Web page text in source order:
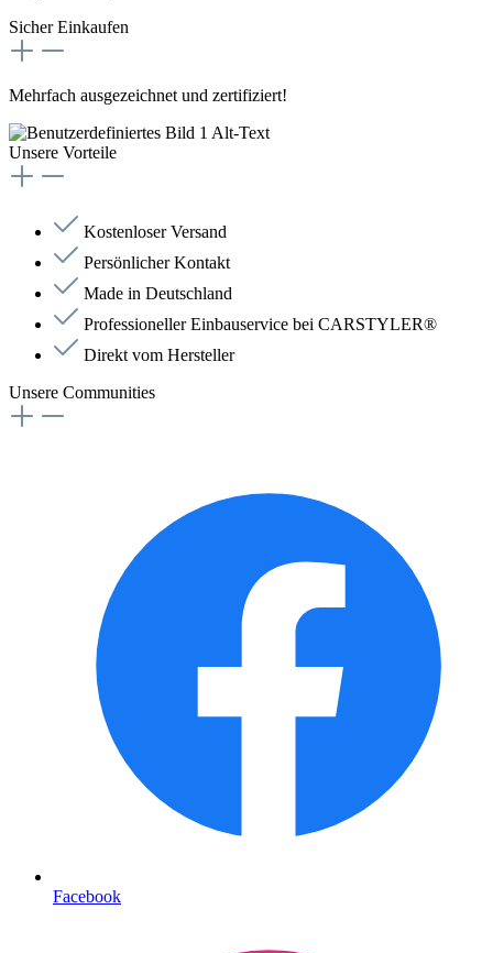
Sicher Einkaufen
Mehrfach ausgezeichnet und zertifiziert!
Unsere Vorteile
Kostenloser Versand
Persönlicher Kontakt
Made in Deutschland
Professioneller Einbauservice bei CARSTYLER®
Direkt vom Hersteller
Unsere Communities
Facebook